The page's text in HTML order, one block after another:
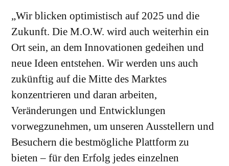
„Wir blicken optimistisch auf 2025 und die
Zukunft. Die M.O.W. wird auch weiterhin ein
Ort sein, an dem Innovationen gedeihen und
neue Ideen entstehen. Wir werden uns auch
zukünftig auf die Mitte des Marktes
konzentrieren und daran arbeiten,
Veränderungen und Entwicklungen
vorwegzunehmen, um unseren Ausstellern und
Besuchern die bestmögliche Plattform zu
bieten – für den Erfolg jedes einzelnen